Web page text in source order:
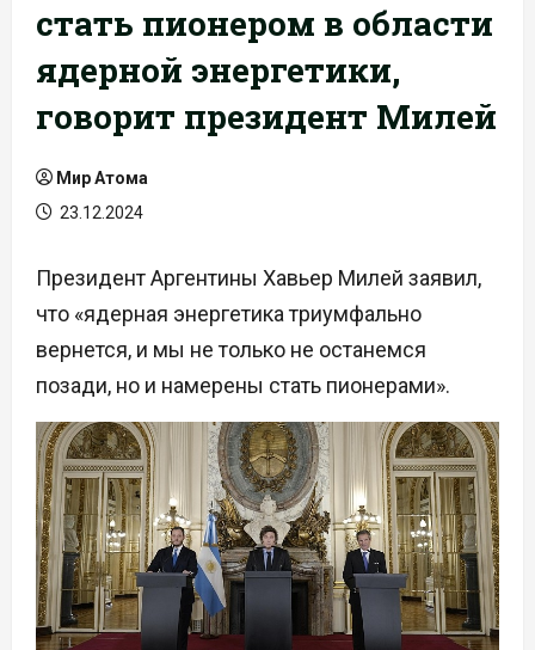
стать пионером в области
ядерной энергетики,
говорит президент Милей
Мир Атома
23.12.2024
Президент Аргентины Хавьер Милей заявил,
что «ядерная энергетика триумфально
вернется, и мы не только не останемся
позади, но и намерены стать пионерами».